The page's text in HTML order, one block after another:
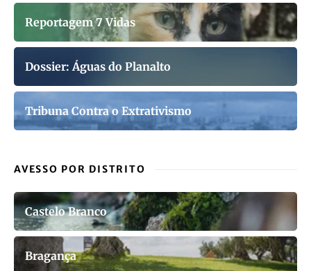
Reportagem 7 Vidas
Dossier: Águas do Planalto
Tribuna Contra o Extrativismo
AVESSO POR DISTRITO
Castelo Branco
Bragança